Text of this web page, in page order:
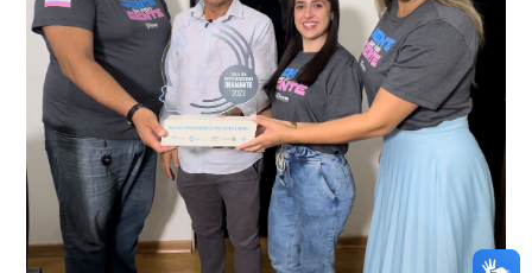
meio do cruzamento de informações, nesse caso
específico, com dados de uma cidade do Estado do Rio
de Janeiro.
interior de Presidente Kennedy, garantindo mais
segurança à população, seja nas ruas, no comércio, os
produtores agropecuários. Estamos no rumo certo,
parabéns a todos os servidores que contribuem para a
segurança da nossa cidade”, destaca o prefeito Dorlei
Fontão.